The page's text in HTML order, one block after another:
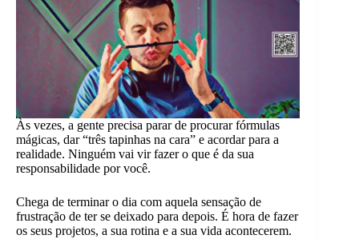
Às vezes, a gente precisa parar de procurar fórmulas
mágicas, dar “três tapinhas na cara” e acordar para a
realidade. Ninguém vai vir fazer o que é da sua
responsabilidade por você.
Chega de terminar o dia com aquela sensação de
frustração de ter se deixado para depois. É hora de fazer
os seus projetos, a sua rotina e a sua vida acontecerem.